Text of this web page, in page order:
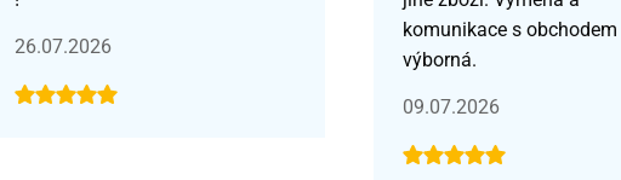
26.07.2026
komunikace s obchodem
výborná.
09.07.2026